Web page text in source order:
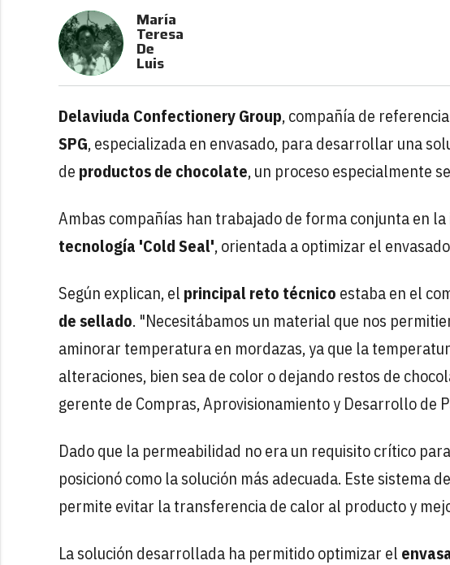
María
Teresa
De
Luis
Delaviuda Confectionery Group, compañía de
SPG, especializada en envasado, para desarrollar una
de productos de chocolate, un proceso especialmente
Ambas compañías han trabajado de forma conjunta en
tecnología 'Cold Seal', orientada a optimizar el
Según explican, el principal reto técnico estaba en el
de sellado. "Necesitábamos un material que nos
aminorar temperatura en mordazas, ya que la
alteraciones, bien sea de color o dejando restos de
gerente de Compras, Aprovisionamiento y Desarrollo de
Dado que la permeabilidad no era un requisito crítico
posicionó como la solución más adecuada. Este sistema de
permite evitar la transferencia de calor al producto y
La solución desarrollada ha permitido optimizar el